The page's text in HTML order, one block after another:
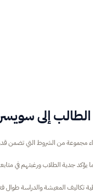
إلى
مجموعة من الشروط التي تضمن
جدية الطلاب ورغبتهم في
تكاليف المعيشة والدراسة طوال